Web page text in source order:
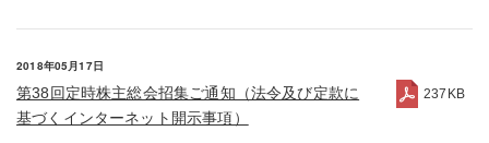
2018年05月17日
第38回定時株主総会招集ご通知（法令及び定款に
基づくインターネット開示事項）
237KB